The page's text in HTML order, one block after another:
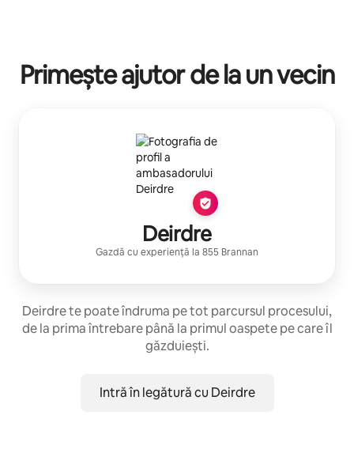
Primește ajutor de la un vecin
Deirdre
Gazdă cu experiență la 855 Brannan
Deirdre te poate îndruma pe tot parcursul procesului,
de la prima întrebare până la primul oaspete pe care îl
găzduiești.
Intră în legătură cu Deirdre